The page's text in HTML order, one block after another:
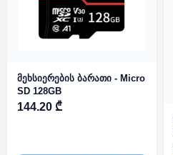
მეხსიერების ბარათი - Micro
SD 128GB
144.20 ₾